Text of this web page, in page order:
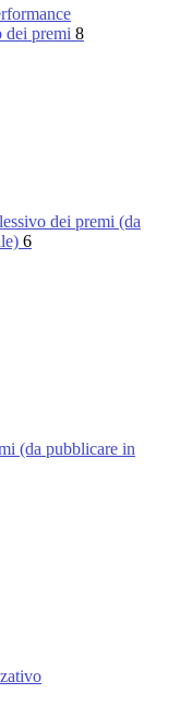
dei premi 8
dei premi (da
6
(da pubblicare in